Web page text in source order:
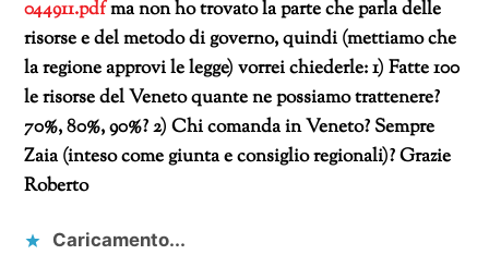
044911.pdfma non ho trovato la parte che parla delle
risorse e del metodo di governo, quindi (mettiamo che
la regione approvi le legge) vorrei chiederle:1) Fatte 100
le risorse del Veneto quante ne possiamo trattenere?
70%, 80%, 90%?2) Chi comanda in Veneto? Sempre
Zaia (inteso come giunta e consiglio regionali)?Grazie
Roberto
Caricamento...